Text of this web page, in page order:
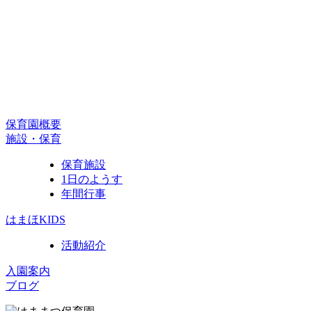
保育園概要
施設・保育
保育施設
1日のようす
年間行事
はまほKIDS
活動紹介
入園案内
ブログ